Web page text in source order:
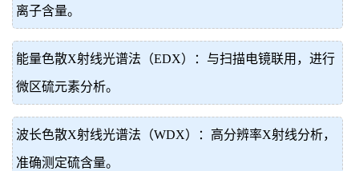
离子含量。
能量色散X射线光谱法（EDX）：与扫描电镜联用，进行
微区硫元素分析。
波长色散X射线光谱法（WDX）：高分辨率X射线分析，
准确测定硫含量。